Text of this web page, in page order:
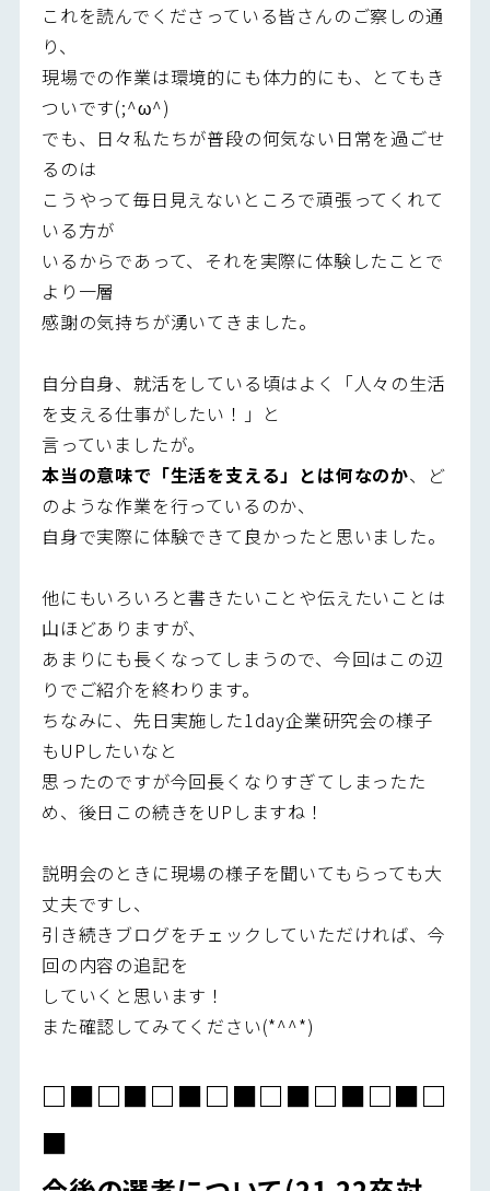
これを読んでくださっている皆さんのご察しの通
り、
現場での作業は環境的にも体力的にも、とてもき
ついです(;^ω^)
でも、日々私たちが普段の何気ない日常を過ごせ
るのは
こうやって毎日見えないところで頑張ってくれて
いる方が
いるからであって、それを実際に体験したことで
より一層
感謝の気持ちが湧いてきました。
自分自身、就活をしている頃はよく「人々の生活
を支える仕事がしたい！」と
言っていましたが。
本当の意味で「生活を支える」とは何なのか、ど
のような作業を行っているのか、
自身で実際に体験できて良かったと思いました。
他にもいろいろと書きたいことや伝えたいことは
山ほどありますが、
あまりにも長くなってしまうので、今回はこの辺
りでご紹介を終わります。
ちなみに、先日実施した1day企業研究会の様子
もUPしたいなと
思ったのですが今回長くなりすぎてしまったた
め、後日この続きをUPしますね！
説明会のときに現場の様子を聞いてもらっても大
丈夫ですし、
引き続きブログをチェックしていただければ、今
回の内容の追記を
していくと思います！
また確認してみてください(*^^*)
□■□■□■□■□■□■□■□
■